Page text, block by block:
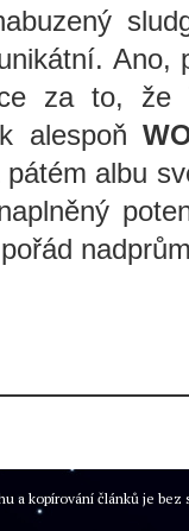
Ano,
za to, že
alespoň
pátém albu
pořád
a kopírování článků je